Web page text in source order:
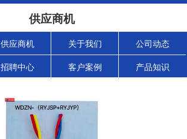
供应商机
供应商机 关于我们 公司动态
招聘中心 客户案例 产品知识